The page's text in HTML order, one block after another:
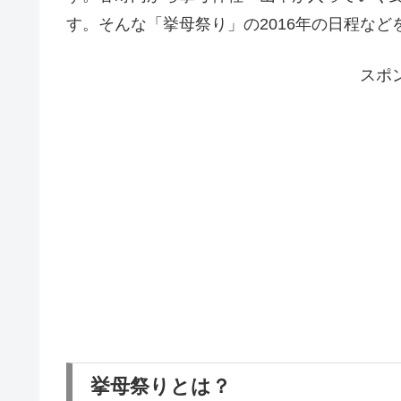
す。そんな「挙母祭り」の2016年の日程など
スポ
挙母祭りとは？